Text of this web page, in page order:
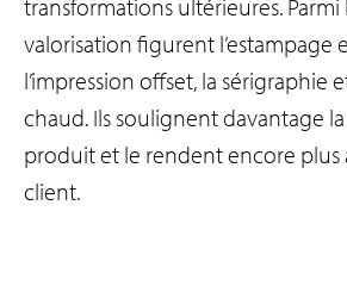
transformations ultérieures. Parmi
valorisation figurent l’estampage
l’impression offset, la sérigraphie
chaud. Ils soulignent davantage
produit et le rendent encore plus
client.